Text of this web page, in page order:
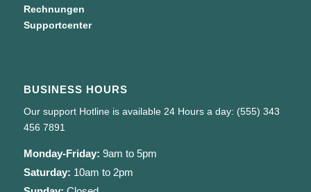
Rechnungen
Supportcenter
BUSINESS HOURS
Our support Hotline is available 24 Hours a day: (555) 343
456 7891
Monday-Friday: 9am to 5pm
Saturday: 10am to 2pm